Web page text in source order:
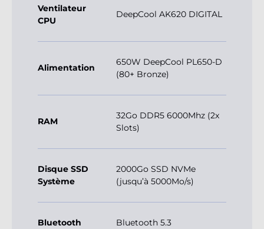
Ventilateur
CPU
DeepCool AK620 DIGITAL
Alimentation
650W DeepCool PL650-D
(80+ Bronze)
RAM
32Go DDR5 6000Mhz (2x
Slots)
Disque SSD
Système
2000Go SSD NVMe
(jusqu’à 5000Mo/s)
Bluetooth Bluetooth 5.3